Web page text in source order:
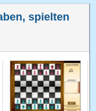
spielten